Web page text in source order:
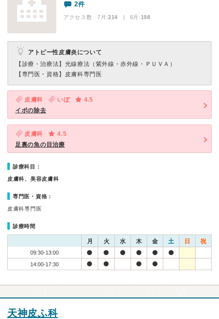
2件
アクセス数 7月:214 | 6月:198
アトピー性皮膚炎について
【診療・治療法】 光線療法（紫外線・赤外線・ＰＵＶＡ）
【専門医・資格】 皮膚科専門医
皮膚科 いぼ
4.5
イボの除去
皮膚科
4.5
足裏の魚の目治療
診療科目：
皮膚科、美容皮膚科
専門医・資格：
皮膚科専門医
診療時間
月 火 水 木 金 土 日 祝
09:30-13:00
14:00-17:30
天神皮ふ科